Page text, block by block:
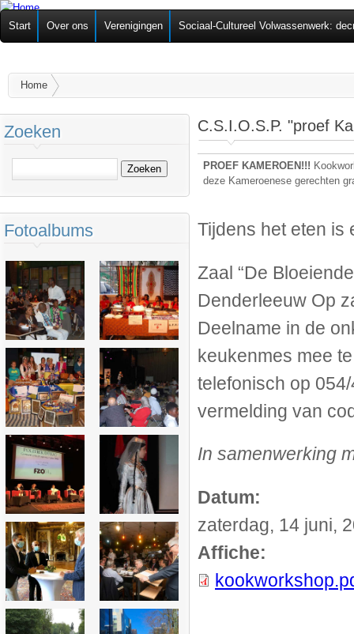
Federatie van
Zelforganisaties
Start Over ons Verenigingen Sociaal-Cultureel Volwassenwerk:
U bent hier
Home
C.S.I.O.S.P. "proef
PROEF KAMEROEN!!!
deze Kameroenese gerechten
Tijdens het eten is
Zaal “De
Denderleeuw Op
Deelname in de
keukenmes mee
telefonisch op
vermelding van
In samenwerking
Datum:
zaterdag, 14 juni,
Affiche:
Zoeken
Fotoalbums